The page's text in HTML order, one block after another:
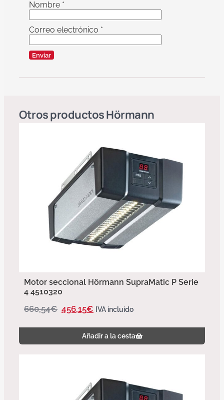
Nombre *
Correo electrónico *
Otros productosHörmann
Motor seccional Hörmann SupraMatic P Serie
4 4510320
660,54€ 456,15€ IVA incluido
Añadir a la cesta